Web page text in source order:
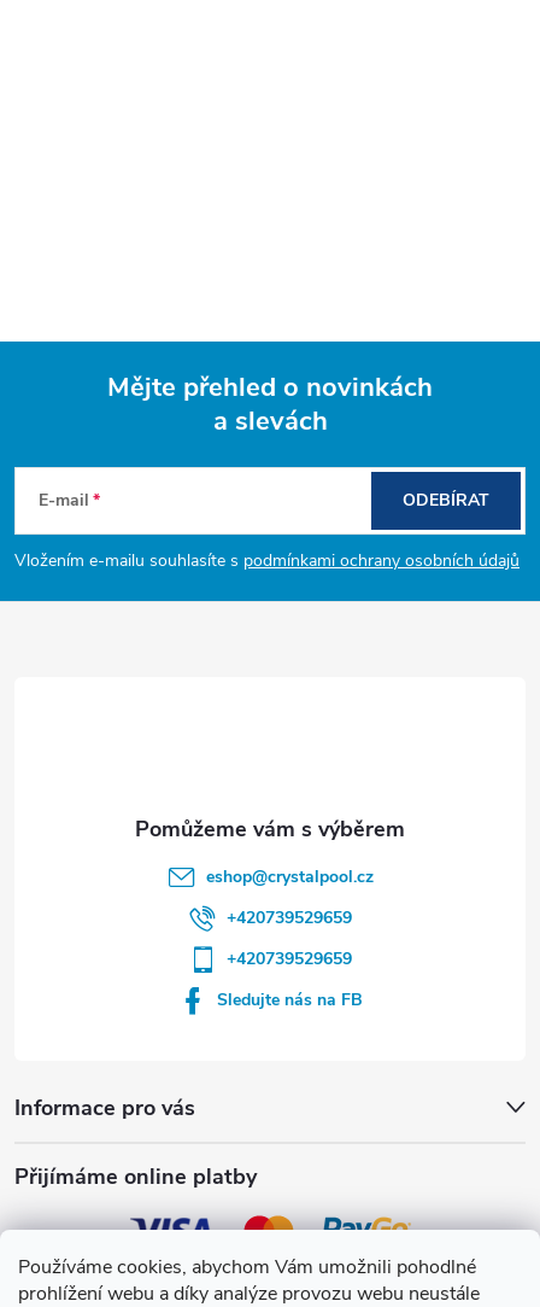
Používáme cookies, abychom Vám umožnili pohodlné
prohlížení webu a díky analýze provozu webu neustále
p
Mějte přehled o novinkách
a slevách
E-mail
Vložením e-mailu souhlasíte s podmínkami ochrany osobních údajů
ODEBÍRAT
Informace pro vás
Přijímáme online platby
eshop@crystalpool.cz
+420739529659
+420739529659
Sledujte nás na FB